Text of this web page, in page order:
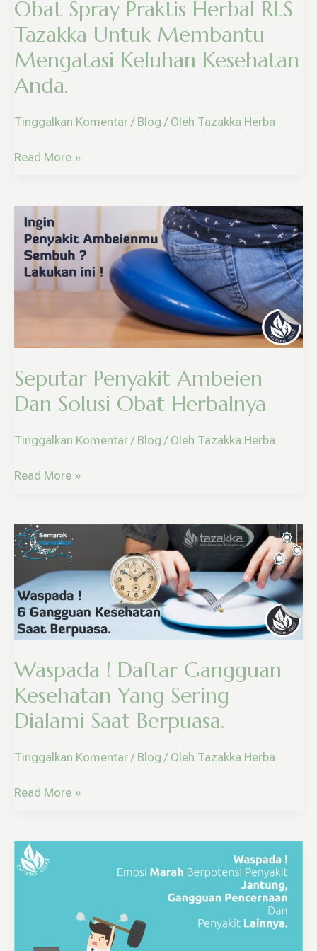
Obat Spray Praktis Herbal RLS
Tazakka Untuk Membantu
Mengatasi Keluhan Kesehatan
Anda.
Tinggalkan Komentar / Blog / Oleh Tazakka Herba
Membantu
Mengatasi
Keluhan
Kesehatan
Anda.
Read More »
Seputar Penyakit Ambeien
Dan Solusi Obat Herbalnya
Tinggalkan Komentar / Blog / Oleh Tazakka Herba
Seputar
Penyakit
Ambeien
Dan
Herbalnya
Read More »
Waspada ! Daftar Gangguan
Kesehatan Yang Sering
Dialami Saat Berpuasa.
Tinggalkan Komentar / Blog / Oleh Tazakka Herba
Waspada
!
Gangguan
Kesehatan
Yang
Sering
Saat
Berpuasa.
Read More »
Ini
Daftar